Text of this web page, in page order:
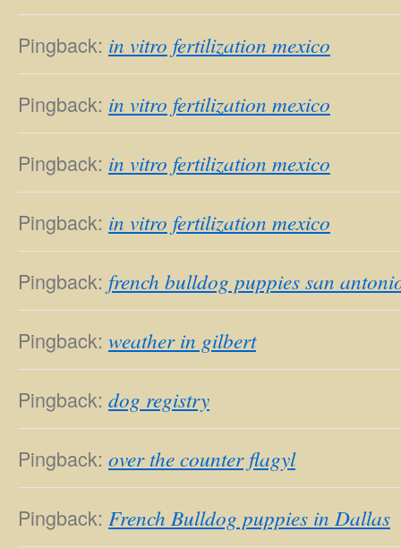
Pingback: in vitro fertilization mexico
Pingback: in vitro fertilization mexico
Pingback: in vitro fertilization mexico
Pingback: in vitro fertilization mexico
Pingback: french bulldog puppies san
Pingback: weather in gilbert
Pingback: dog registry
Pingback: over the counter flagyl
Pingback: French Bulldog puppies in Dallas